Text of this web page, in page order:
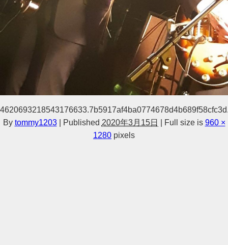
By tommy1203 Published 2020年3月15日 Full size is 960 ×
1280 pixels